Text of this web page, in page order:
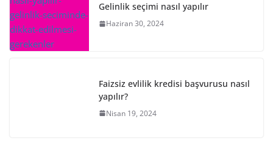
Gelinlik seçimi nasıl yapılır
Haziran 30, 2024
Faizsiz evlilik kredisi başvurusu nasıl
yapılır?
Nisan 19, 2024